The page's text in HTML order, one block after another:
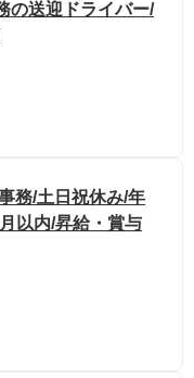
の送迎ドライバー/
務/土日祝休み/年
以内/昇給・賞与